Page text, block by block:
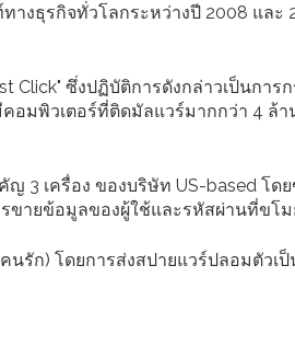
างธุรกิจทั่วโลกระหว่างปี 2008 และ
Click" ซึ่งปฏิบัติการดังกล่าวเป็นการก
อมพิวเตอร์ที่ติดมัลแวร์มากกว่า 4 ล้า
ญ 3 เครื่อง ของบริษัท US-based โด
ขายข้อมูลของผู้ใช้และรหัสผ่านที่ขโ
นรัก) โดยการส่งสปายแวร์ปลอมตัวเ